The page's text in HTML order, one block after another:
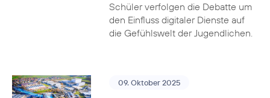
Schüler verfolgen die Debatte um
den Einfluss digitaler Dienste auf
die Gefühlswelt der Jugendlichen.
09. Oktober 2025